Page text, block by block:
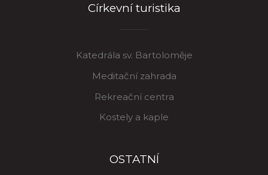
Církevní turistika
Katedrála sv. Bartoloměje
Meditační zahrada
Rekreační centra
Kostely a kaple
OSTATNÍ